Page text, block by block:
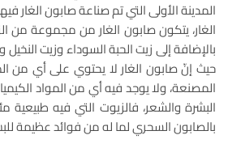
المدينة الأولى التي تم صناعة صابون
الغار، يتكون صابون الغار من مجموعة من
بالإضافة إلى زيت الحبة السوداء وزيت النخيل
حيث إنّ صابون الغار لا يحتوي على أي من
المصنعة، ولا يوجد فيه أي من المواد
البشرة والشعر، فالزيوت التي فيه
بالصابون السحري لما له من فوائد عظيمة